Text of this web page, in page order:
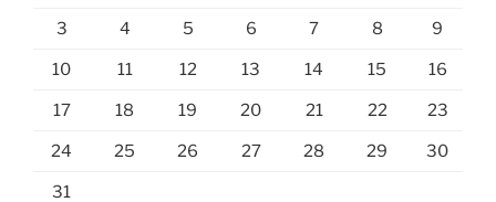
3 4 5 6 7 8 9
10 11 12 13 14 15 16
17 18 19 20 21 22 23
24 25 26 27 28 29 30
31